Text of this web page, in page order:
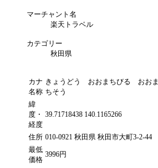
マーチャント名
楽天トラベル
カテゴリー
秋田県
カナ
名称
きょうどう おおまちびる おおま
ちそう
緯
度・
経度
39.71718438 140.1165266
住所 010-0921 秋田県 秋田市大町3-2-44
最低
価格
3996円